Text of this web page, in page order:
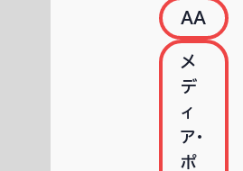
AA
メ
デ
ィ
ア・
ポ